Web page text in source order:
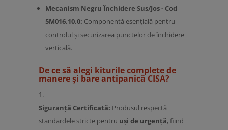
Mecanism Negru Închidere Sus/Jos - Cod
5M016.10.0: Componentă esențială pentru
controlul și securizarea punctelor de închidere
verticală.
De ce să alegi kiturile complete de
manere și bare antipanică CISA?
Siguranță Certificată: Produsul respectă
standardele stricte pentru uși de urgență, fiind